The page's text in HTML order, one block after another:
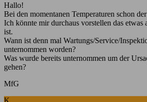
Hallo!
Bei den momentanen Temperaturen schon
Ich könnte mir durchaus vorstellen das etwas
ist.
Wann ist denn mal Wartungs/Service/
unternommen worden?
Was wurde bereits unternommen um der
gehen?
MfG
K